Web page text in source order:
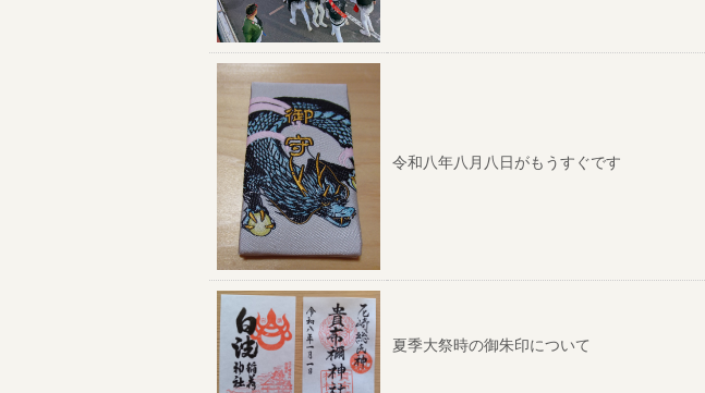
令和八年八月八日がもうすぐです
夏季大祭時の御朱印について